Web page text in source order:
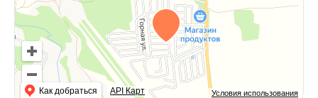
Условия использования
Как добраться API Карт